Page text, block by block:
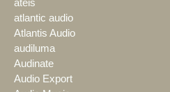
ateis
atlantic audio
Atlantis Audio
audiluma
Audinate
Audio Export